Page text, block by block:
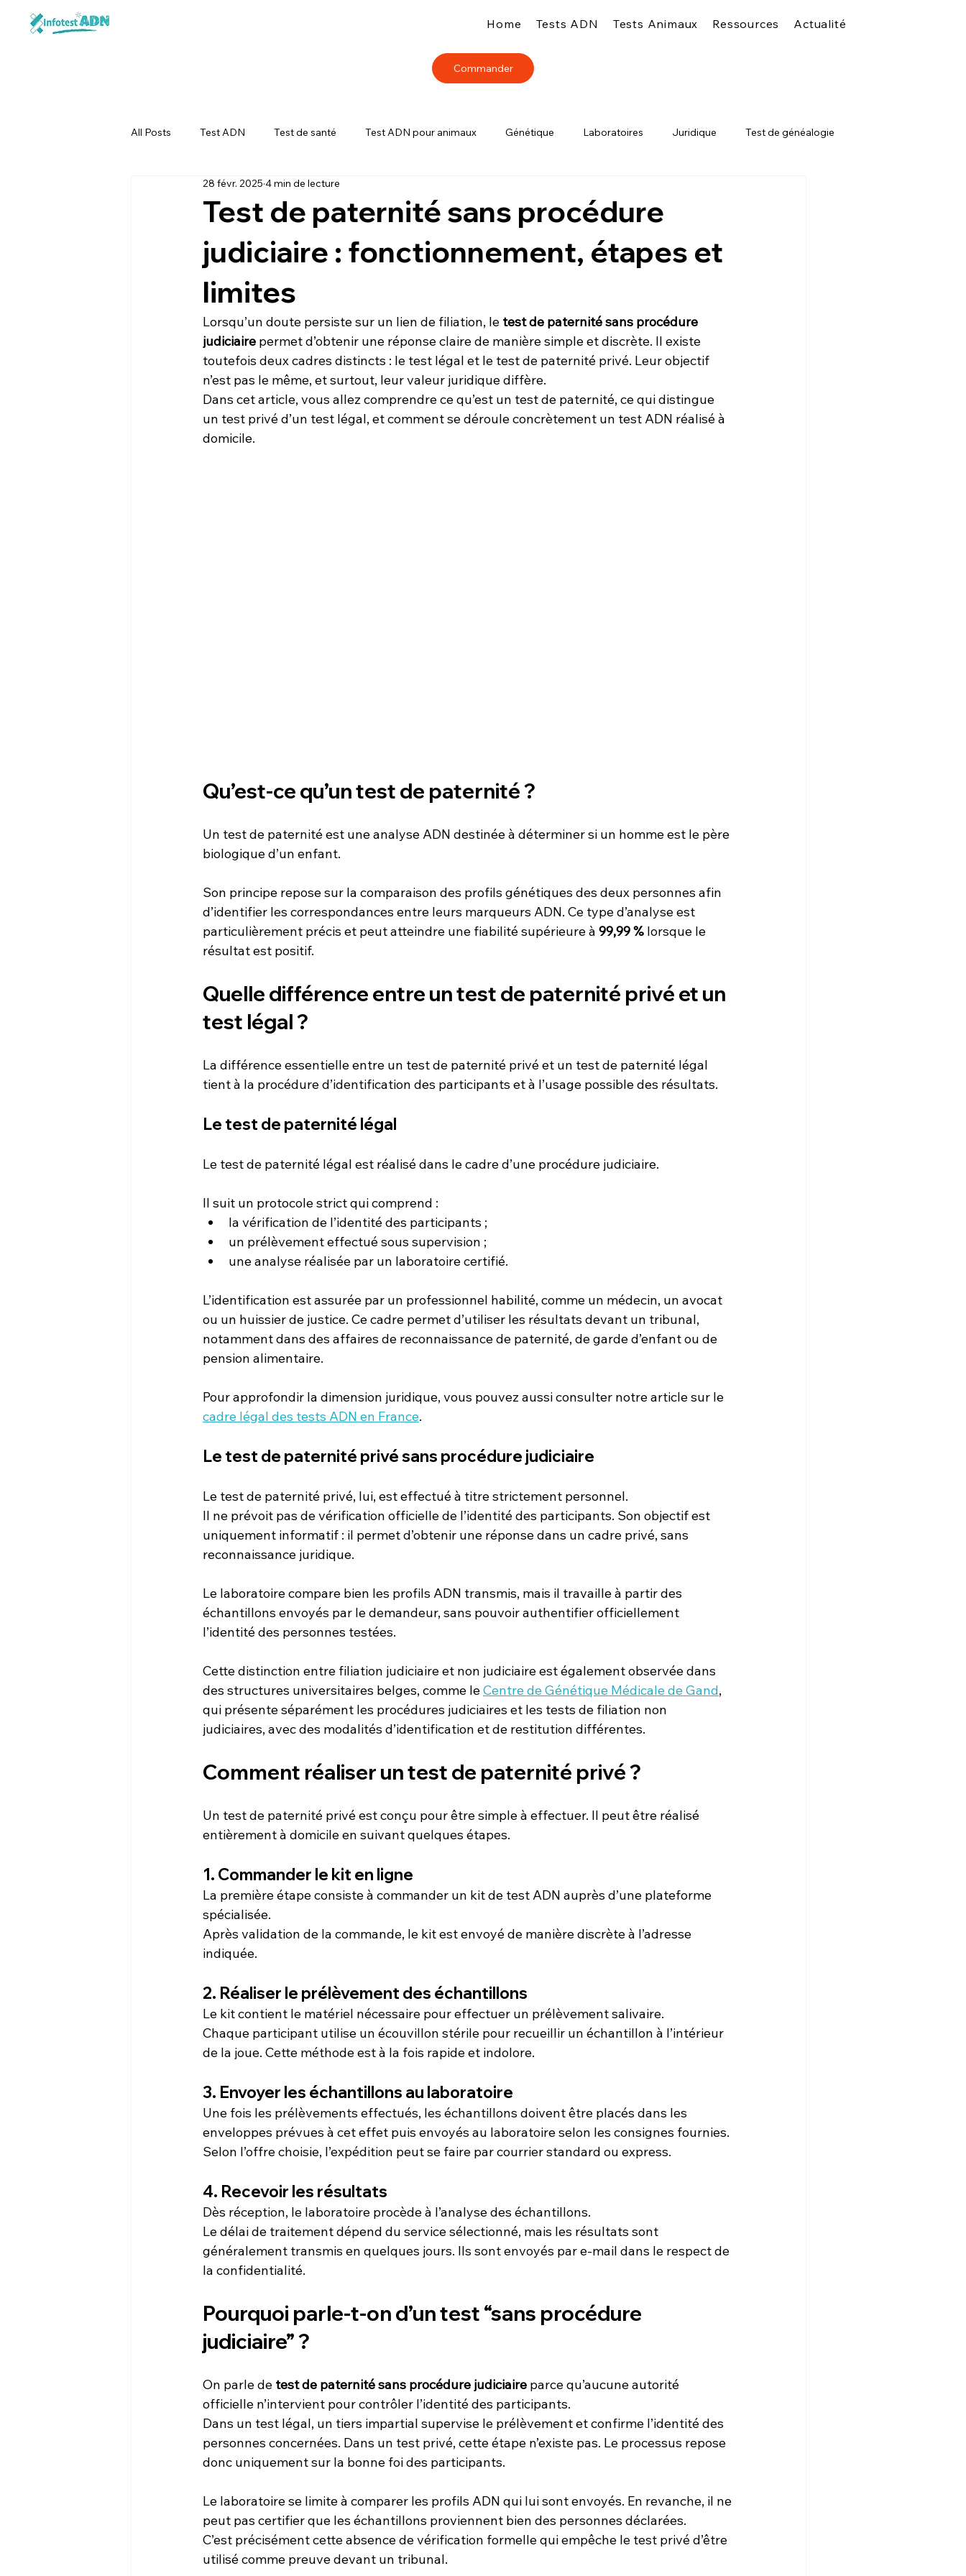
Home Tests ADN Tests Animaux Ressources Actualité
Commander
All Posts Test ADN Test de santé Test ADN pour animaux Génétique Laboratoires Juridique Test de généalogie
Test de paternité sans procédure
judiciaire : fonctionnement, étapes et
limites
28 févr. 2025 4 min de lecture
Lorsqu’un doute persiste sur un lien de filiation, le test de paternité sans procédure
judiciaire permet d’obtenir une réponse claire de manière simple et discrète. Il existe
toutefois deux cadres distincts : le test légal et le test de paternité privé. Leur objectif
n’est pas le même, et surtout, leur valeur juridique diffère.
Dans cet article, vous allez comprendre ce qu’est un test de paternité, ce qui distingue
un test privé d’un test légal, et comment se déroule concrètement un test ADN réalisé à
domicile.
Qu’est-ce qu’un test de paternité ?
Un test de paternité est une analyse ADN destinée à déterminer si un homme est le père
biologique d’un enfant.
Son principe repose sur la comparaison des profils génétiques des deux personnes afin
d’identifier les correspondances entre leurs marqueurs ADN. Ce type d’analyse est
particulièrement précis et peut atteindre une fiabilité supérieure à 99,99 % lorsque le
résultat est positif.
Quelle différence entre un test de paternité privé et un
test légal ?
La différence essentielle entre un test de paternité privé et un test de paternité légal
tient à la procédure d’identification des participants et à l’usage possible des résultats.
Le test de paternité légal
Le test de paternité légal est réalisé dans le cadre d’une procédure judiciaire.
Il suit un protocole strict qui comprend :
la vérification de l’identité des participants ;
un prélèvement effectué sous supervision ;
une analyse réalisée par un laboratoire certifié.
L’identification est assurée par un professionnel habilité, comme un médecin, un avocat
ou un huissier de justice. Ce cadre permet d’utiliser les résultats devant un tribunal,
notamment dans des affaires de reconnaissance de paternité, de garde d’enfant ou de
pension alimentaire.
Pour approfondir la dimension juridique, vous pouvez aussi consulter notre article sur le
cadre légal des tests ADN en France.
Le test de paternité privé sans procédure judiciaire
Le test de paternité privé, lui, est effectué à titre strictement personnel.
Il ne prévoit pas de vérification officielle de l’identité des participants. Son objectif est
uniquement informatif : il permet d’obtenir une réponse dans un cadre privé, sans
reconnaissance juridique.
Le laboratoire compare bien les profils ADN transmis, mais il travaille à partir des
échantillons envoyés par le demandeur, sans pouvoir authentifier officiellement
l’identité des personnes testées.
Cette distinction entre filiation judiciaire et non judiciaire est également observée dans
des structures universitaires belges, comme le Centre de Génétique Médicale de Gand,
qui présente séparément les procédures judiciaires et les tests de filiation non
judiciaires, avec des modalités d’identification et de restitution différentes.
Comment réaliser un test de paternité privé ?
Un test de paternité privé est conçu pour être simple à effectuer. Il peut être réalisé
entièrement à domicile en suivant quelques étapes.
1. Commander le kit en ligne
La première étape consiste à commander un kit de test ADN auprès d’une plateforme
spécialisée.
Après validation de la commande, le kit est envoyé de manière discrète à l’adresse
indiquée.
2. Réaliser le prélèvement des échantillons
Le kit contient le matériel nécessaire pour effectuer un prélèvement salivaire.
Chaque participant utilise un écouvillon stérile pour recueillir un échantillon à l’intérieur
de la joue. Cette méthode est à la fois rapide et indolore.
3. Envoyer les échantillons au laboratoire
Une fois les prélèvements effectués, les échantillons doivent être placés dans les
enveloppes prévues à cet effet puis envoyés au laboratoire selon les consignes fournies.
Selon l’offre choisie, l’expédition peut se faire par courrier standard ou express.
4. Recevoir les résultats
Dès réception, le laboratoire procède à l’analyse des échantillons.
Le délai de traitement dépend du service sélectionné, mais les résultats sont
généralement transmis en quelques jours. Ils sont envoyés par e-mail dans le respect de
la confidentialité.
Pourquoi parle-t-on d’un test “sans procédure
judiciaire” ?
On parle de test de paternité sans procédure judiciaire parce qu’aucune autorité
officielle n’intervient pour contrôler l’identité des participants.
Dans un test légal, un tiers impartial supervise le prélèvement et confirme l’identité des
personnes concernées. Dans un test privé, cette étape n’existe pas. Le processus repose
donc uniquement sur la bonne foi des participants.
Le laboratoire se limite à comparer les profils ADN qui lui sont envoyés. En revanche, il ne
peut pas certifier que les échantillons proviennent bien des personnes déclarées.
C’est précisément cette absence de vérification formelle qui empêche le test privé d’être
utilisé comme preuve devant un tribunal.